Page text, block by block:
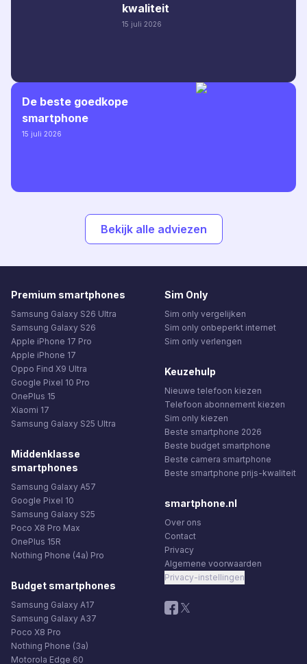
kwaliteit
15 juli 2026
De beste goedkope
smartphone
15 juli 2026
Bekijk alle adviezen
Premium smartphones
Samsung Galaxy S26 Ultra
Samsung Galaxy S26
Apple iPhone 17 Pro
Apple iPhone 17
Oppo Find X9 Ultra
Google Pixel 10 Pro
OnePlus 15
Xiaomi 17
Samsung Galaxy S25 Ultra
Middenklasse
smartphones
Samsung Galaxy A57
Google Pixel 10
Samsung Galaxy S25
Poco X8 Pro Max
OnePlus 15R
Nothing Phone (4a) Pro
Budget smartphones
Samsung Galaxy A17
Samsung Galaxy A37
Poco X8 Pro
Nothing Phone (3a)
Motorola Edge 60
Sim Only
Sim only vergelijken
Sim only onbeperkt internet
Sim only verlengen
Keuzehulp
Nieuwe telefoon kiezen
Telefoon abonnement kiezen
Sim only kiezen
Beste smartphone 2026
Beste budget smartphone
Beste camera smartphone
Beste smartphone prijs-kwaliteit
smartphone.nl
Over ons
Contact
Privacy
Algemene voorwaarden
Privacy-instellingen